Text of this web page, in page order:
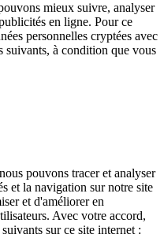
mieux suivre, analyser
en ligne. Pour ce
personnelles cryptées avec
suivants, à condition que vous
pouvons tracer et analyser
et la navigation sur notre site
et d'améliorer en
Avec votre accord,
sur ce site internet :